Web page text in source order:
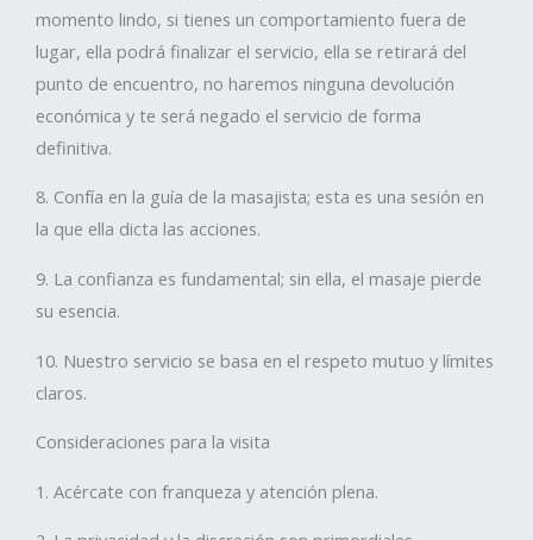
momento lindo, si tienes un comportamiento fuera de
lugar, ella podrá finalizar el servicio, ella se retirará del
punto de encuentro, no haremos ninguna devolución
económica y te será negado el servicio de forma
definitiva.
8. Confía en la guía de la masajista; esta es una sesión en
la que ella dicta las acciones.
9. La confianza es fundamental; sin ella, el masaje pierde
su esencia.
10. Nuestro servicio se basa en el respeto mutuo y límites
claros.
Consideraciones para la visita
1. Acércate con franqueza y atención plena.